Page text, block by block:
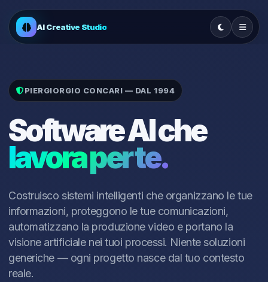
AI Creative Studio
PIERGIORGIO CONCARI — DAL 1994
Software AI che
lavora per te.
Costruisco sistemi intelligenti che organizzano le tue
informazioni, proteggono le tue comunicazioni,
automatizzano la produzione video e portano la
visione artificiale nei tuoi processi. Niente soluzioni
generiche — ogni progetto nasce dal tuo contesto
reale.